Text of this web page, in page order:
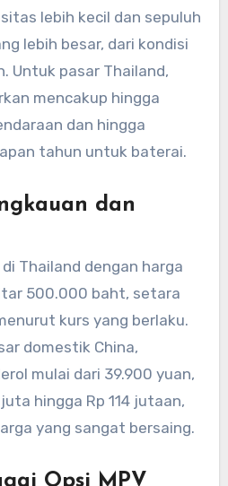
lebih kecil dan sepuluh
lebih besar, dari kondisi
Untuk pasar Thailand,
mencakup hingga
dan hingga
tahun untuk baterai.
dan
Thailand dengan harga
500.000 baht, setara
kurs yang berlaku.
domestik China,
mulai dari 39.900 yuan,
hingga Rp 114 jutaan,
yang sangat bersaing.
Opsi MPV